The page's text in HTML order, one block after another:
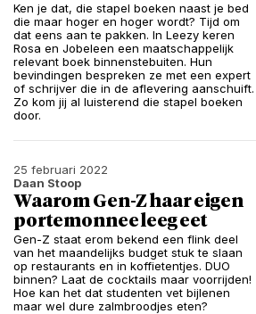
Ken je dat, die stapel boeken naast je bed
die maar hoger en hoger wordt? Tijd om
dat eens aan te pakken. In Leezy keren
Rosa en Jobeleen een maatschappelijk
relevant boek binnenstebuiten. Hun
bevindingen bespreken ze met een expert
of schrijver die in de aflevering aanschuift.
Zo kom jij al luisterend die stapel boeken
door.
25 februari 2022
Daan Stoop
Waarom Gen-Z haar eigen
portemonnee leeg eet
Gen-Z staat erom bekend een flink deel
van het maandelijks budget stuk te slaan
op restaurants en in koffietentjes. DUO
binnen? Laat de cocktails maar voorrijden!
Hoe kan het dat studenten vet bijlenen
maar wel dure zalmbroodjes eten?